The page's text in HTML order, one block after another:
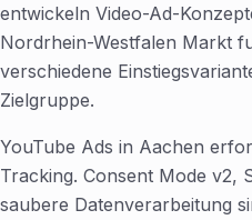
entwickeln Video-Ad-
Nordrhein-Westfalen Markt
verschiedene
Zielgruppe.
YouTube Ads in Aachen
Tracking. Consent Mode v2,
saubere Datenverarbeitung